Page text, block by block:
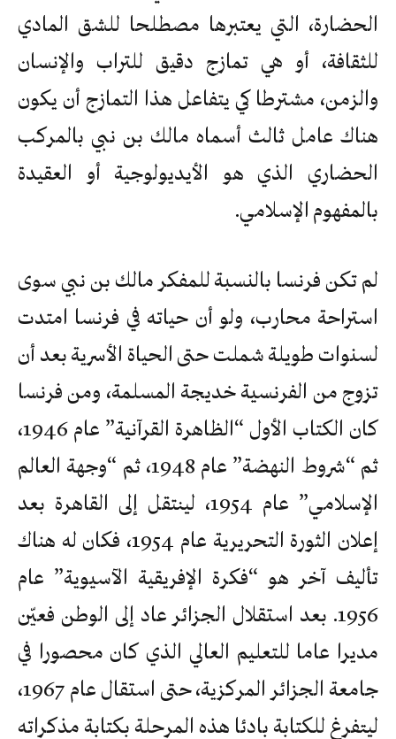
الحضارة، التي يعتبرها مصطلحا للشق المادي
للثقافة، أو هي تمازج دقيق للتراب والإنسان
والزمن، مشترطا كي يتفاعل هذا التمازج أن يكون
هناك عامل ثالث أسماه مالك بن نبي بالمركب
الحضاري الذي هو الأيديولوجية أو العقيدة
بالمفهوم الإسلامي.
لم تكن فرنسا بالنسبة للمفكر مالك بن نبي سوى
استراحة محارب، ولو أن حياته في فرنسا امتدت
لسنوات طويلة شملت حتى الحياة الأسرية بعد أن
تزوج من الفرنسية خديجة المسلمة، ومن فرنسا
كان الكتاب الأول “الظاهرة القرآنية” عام 1946،
ثم “شروط النهضة” عام 1948، ثم “وجهة العالم
الإسلامي” عام 1954، لينتقل إلى القاهرة بعد
إعلان الثورة التحريرية عام 1954، فكان له هناك
تأليف آخر هو “فكرة الإفريقية الآسيوية” عام
1956. بعد استقلال الجزائر عاد إلى الوطن فعيّن
مديرا عاما للتعليم العالي الذي كان محصورا في
جامعة الجزائر المركزية، حتى استقال عام 1967،
ليتفرغ للكتابة بادئا هذه المرحلة بكتابة مذكراته